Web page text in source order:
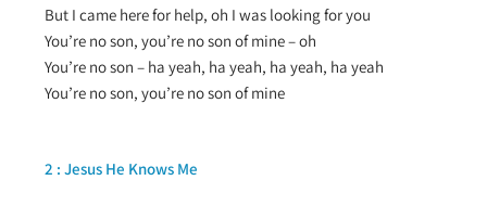
But I came here for help, oh I was looking for you
You’re no son, you’re no son of mine – oh
You’re no son – ha yeah, ha yeah, ha yeah, ha yeah
You’re no son, you’re no son of mine
2 : Jesus He Knows Me